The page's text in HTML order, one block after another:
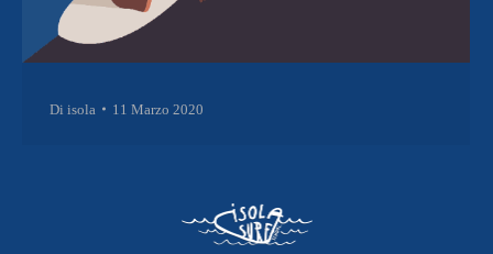
Di isola 11 Marzo 2020